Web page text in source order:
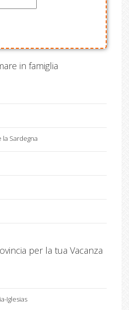
in famiglia
la Sardegna
per la tua Vacanza
Iglesias